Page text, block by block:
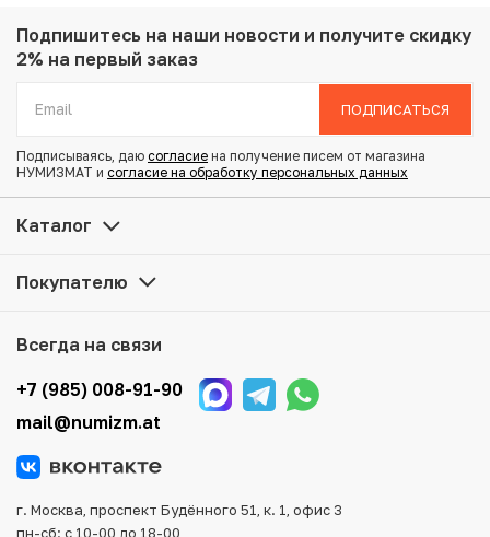
Металл: Серебро
Проба: 868
Купить 1 рубль 1842 года СПБ АЧ по привлекательной
цене можно в нашем интернет-магазине — Вам
нашем складе.
того, возможен самовывоз товара из офиса магазина.
Для вашего удобства представлены несколько способов
оплаты и доставки заказа. Все отправления надежно и
тщательно упаковываются, что исключает возможность
Подпишитесь на наши новости и получите скидку
2% на первый заказ
ПОДПИСАТЬСЯ
Подписываясь, даю согласие на получение писем от магазина
НУМИЗМАТ и согласие на обработку персональных данных
Каталог
Покупателю
Всегда на связи
+7 (985) 008-91-90
mail@numizm.at
г. Москва, проспект Будённого 51, к. 1, офис 3
пн-сб: с 10-00 до 18-00